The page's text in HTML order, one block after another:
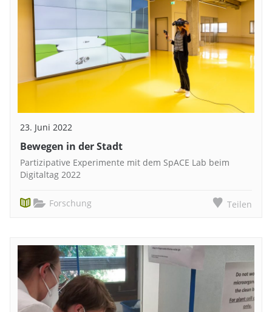
23. Juni 2022
Bewegen in der Stadt
Partizipative Experimente mit dem SpACE Lab beim
Digitaltag 2022
Forschung Teilen